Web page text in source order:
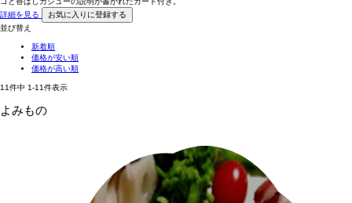
詳細を見る
お気に入りに登録する
並び替え
新着順
価格が安い順
価格が高い順
11件中 1-11件表示
よみもの